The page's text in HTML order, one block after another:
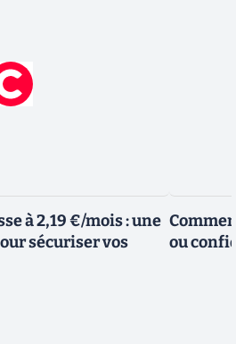
à 2,19 €/mois : une
sécuriser vos
ou